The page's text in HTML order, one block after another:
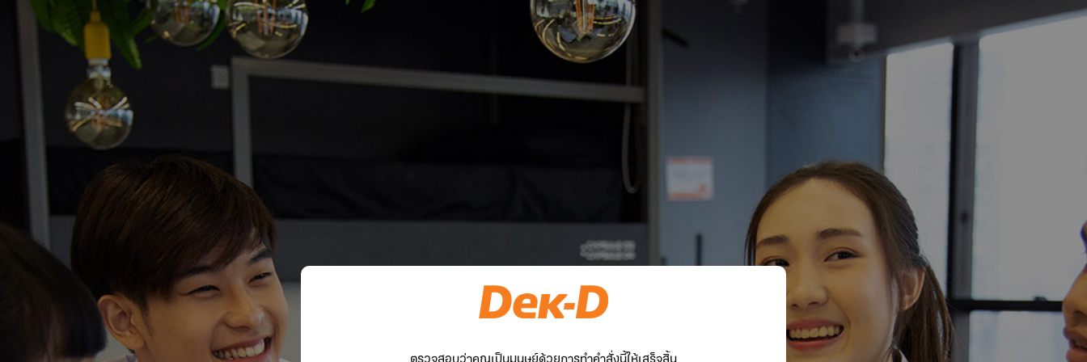
ตรวจสอบว่าคุณเป็นมนุษย์ด้วยการทำคำสั่งนี้ให้เสร็จสิ้น